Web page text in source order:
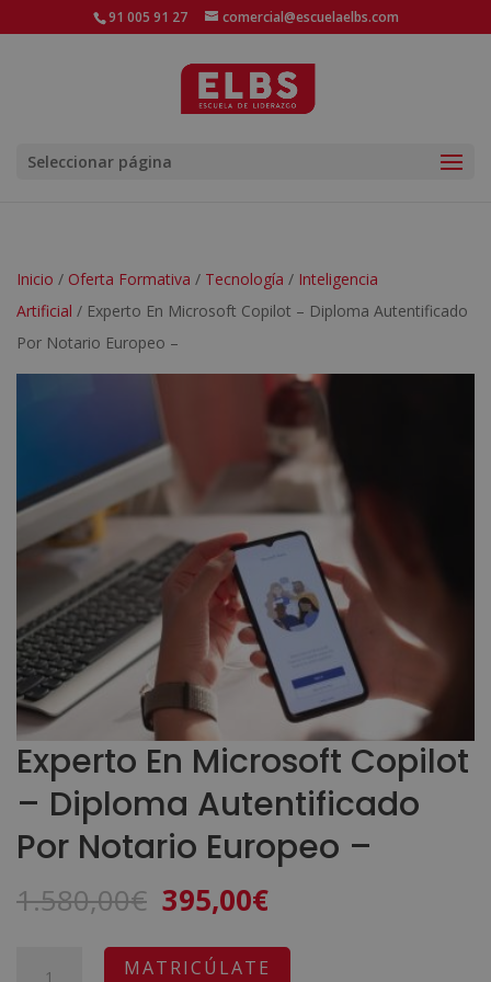
91 005 91 27 comercial@escuelaelbs.com
Seleccionar página
Inicio / Oferta Formativa / Tecnología / Inteligencia
Artificial / Experto En Microsoft Copilot – Diploma Autentificado
Por Notario Europeo –
Experto En Microsoft Copilot
– Diploma Autentificado
Por Notario Europeo –
1.580,00€ El
original
395,00€El
actual
MATRICÚLATE